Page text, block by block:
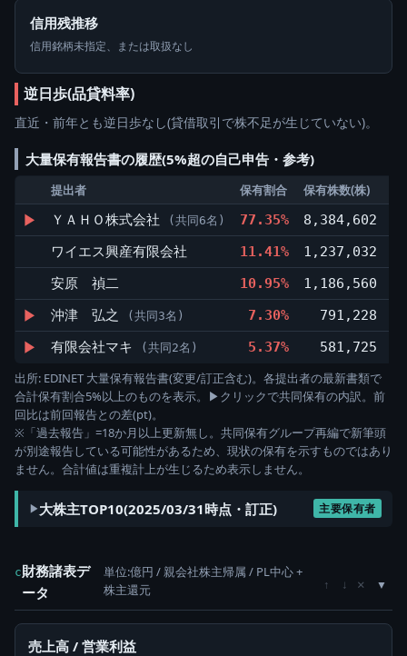
信用残推移
信用銘柄未指定、または取扱なし
逆日歩(品貸料率)
直近・前年とも逆日歩なし(貸借取引で株不足が生じていない)。
大量保有報告書の履歴(5%超の自己申告・参考)
提出者 保有割合 保有株数(株)
▶ ＹＡＨＯ株式会社 (共同6名) 77.35%
8,384,602
ワイエス興産有限会社
11.41% 1,237,032
安原 禎二
10.95% 1,186,560
▶ 沖津 弘之 (共同3名) 7.30% 791,228
▶ 有限会社マキ (共同2名) 5.37%
581,725
出所: EDINET 大量保有報告書(変更/訂正含む)。各提出者の最新書類で
合計保有割合5%以上のものを表示。▶クリックで共同保有の内訳。前
回比は前回報告との差(pt)。
※「過去報告」=18か月以上更新無し。共同保有グループ再編で新筆頭
が別途報告している可能性があるため、現状の保有を示すものではあり
ません。合計値は重複計上が生じるため表示しません。
大株主TOP10(2025/03/31時点・訂正) 主要保有者
c財務諸表デ
ータ
単位:億円 / 親会社株主帰属 / PL中心 +
株主還元
↑ ↓ ×
売上高 / 営業利益